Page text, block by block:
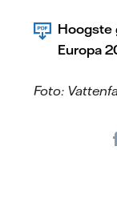
Hoogste
Europa
Foto: